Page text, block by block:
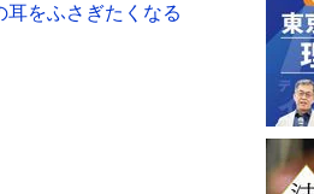
をふさぎたくなる